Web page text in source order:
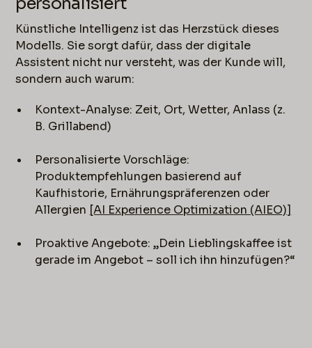
Künstliche Intelligenz ist das Herzstück dieses
Modells. Sie sorgt dafür, dass der digitale
Assistent nicht nur versteht, was der Kunde will,
sondern auch warum:
Kontext-Analyse: Zeit, Ort, Wetter, Anlass (z.
B. Grillabend)
Personalisierte Vorschläge:
Produktempfehlungen basierend auf
Kaufhistorie, Ernährungspräferenzen oder
Allergien [AI Experience Optimization (AIEO)]
Proaktive Angebote: „Dein Lieblingskaffee ist
gerade im Angebot – soll ich ihn hinzufügen?“